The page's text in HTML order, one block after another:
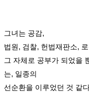
그녀는 공감,
법원, 검찰, 헌법재판소,
그 자체로 공부가 되었을
는, 일종의
선순환을 이루었던 것 같